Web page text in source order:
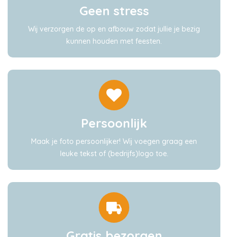
Geen stress
Wij verzorgen de op en afbouw zodat jullie je bezig
kunnen houden met feesten.
Persoonlijk
Maak je foto persoonlijker! Wij voegen graag een
leuke tekst of (bedrijfs)logo toe.